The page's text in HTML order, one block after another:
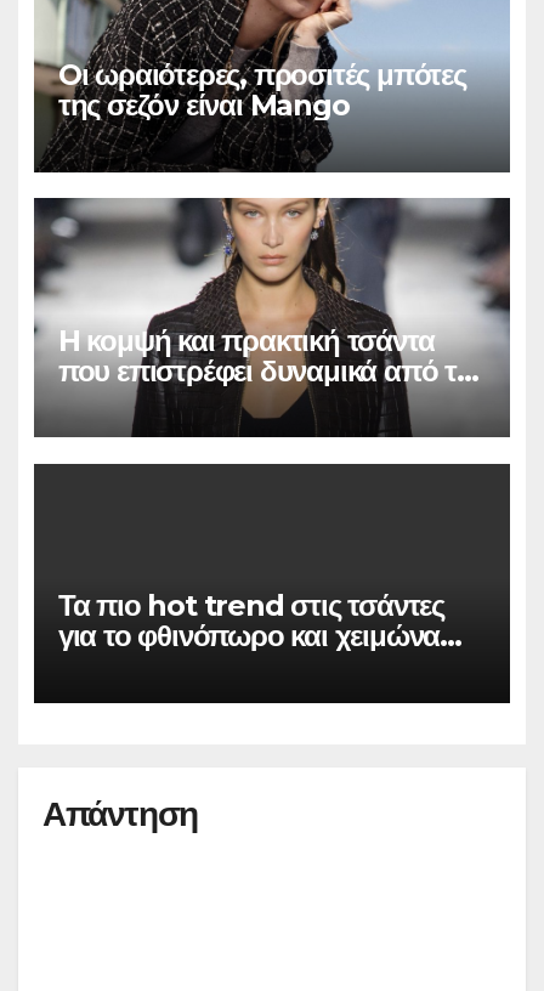
Oι ωραιότερες, προσιτές μπότες
της σεζόν είναι Mango
H κομψή και πρακτική τσάντα
που επιστρέφει δυναμικά από τα
’90s
Τα πιο hot trend στις τσάντες
για το φθινόπωρο και χειμώνα
Απάντηση